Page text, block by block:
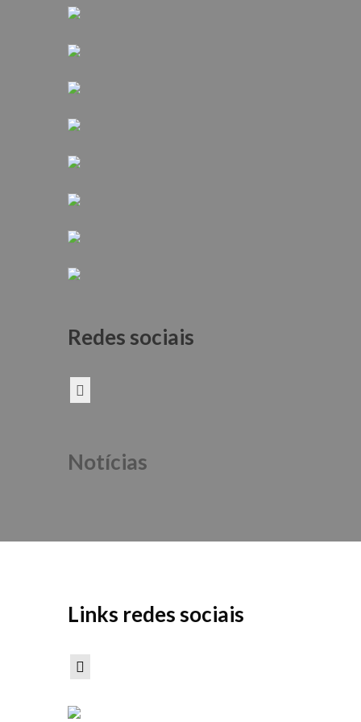
Redes sociais
Notícias
Links redes sociais